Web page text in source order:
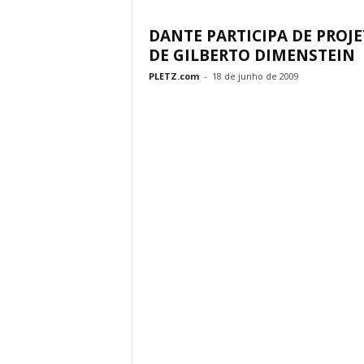
DANTE PARTICIPA DE
DE GILBERTO DIMENSTEIN
PLETZ.com - 18 de junho de 2009